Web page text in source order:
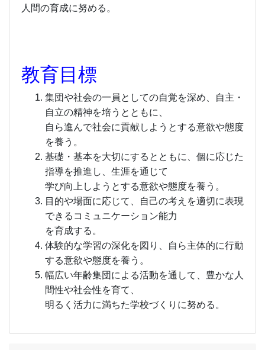
人間の育成に努める。
教育目標
集団や社会の一員としての自覚を深め、自主・
自立の精神を培うとともに、
自ら進んで社会に貢献しようとする意欲や態度
を養う。
基礎・基本を大切にするとともに、個に応じた
指導を推進し、生涯を通じて
学び向上しようとする意欲や態度を養う。
目的や場面に応じて、自己の考えを適切に表現
できるコミュニケーション能力
を育成する。
体験的な学習の深化を図り、自ら主体的に行動
する意欲や態度を養う。
幅広い年齢集団による活動を通して、豊かな人
間性や社会性を育て、
明るく活力に満ちた学校づくりに努める。